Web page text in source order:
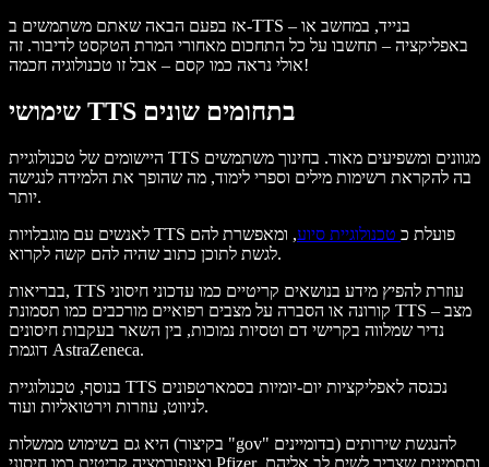
אז בפעם הבאה שאתם משתמשים ב-TTS – בנייד, במחשב או
באפליקציה – תחשבו על כל התחכום מאחורי המרת הטקסט לדיבור. זה
אולי נראה כמו קסם – אבל זו טכנולוגיה חכמה!
שימושי TTS בתחומים שונים
היישומים של טכנולוגיית TTS מגוונים ומשפיעים מאוד. בחינוך משתמשים
בה להקראת רשימות מילים וספרי לימוד, מה שהופך את הלמידה לנגישה
יותר.
לאנשים עם מוגבלויות TTS פועלת כ טכנולוגיית סיוע, ומאפשרת להם
לגשת לתוכן כתוב שהיה להם קשה לקרוא.
בבריאות, TTS עוזרת להפיץ מידע בנושאים קריטיים כמו עדכוני חיסוני
קורונה או הסברה על מצבים רפואיים מורכבים כמו תסמונת TTS – מצב
נדיר שמלווה בקרישי דם וטסיות נמוכות, בין השאר בעקבות חיסונים
דוגמת AstraZeneca.
בנוסף, טכנולוגיית TTS נכנסה לאפליקציות יום-יומיות בסמארטפונים
לניווט, עוזרות וירטואליות ועוד.
היא גם בשימוש ממשלות (בקיצור "gov" בדומיינים) להנגשת שירותים
ואינפורמציה קריטית כמו חיסוני Pfizer ותסמינים שצריך לשים לב אליהם,